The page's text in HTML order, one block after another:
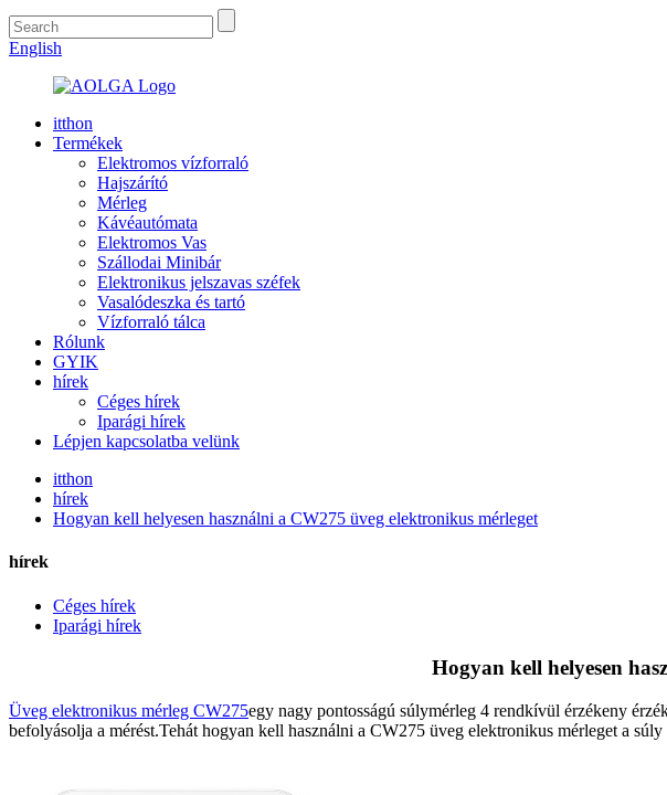
English
itthon
Termékek
Elektromos vízforraló
Hajszárító
Mérleg
Kávéautómata
Elektromos Vas
Szállodai Minibár
Elektronikus jelszavas széfek
Vasalódeszka és tartó
Vízforraló tálca
Rólunk
GYIK
hírek
Céges hírek
Iparági hírek
Lépjen kapcsolatba velünk
itthon
hírek
Hogyan kell helyesen használni a CW275 üveg elektronikus mérleget
hírek
Céges hírek
Iparági hírek
Hogyan kell helyesen
Üveg elektronikus mérleg CW275egy nagy pontosságú súlymérleg 4 rendkívül érzékeny
befolyásolja a mérést.Tehát hogyan kell használni a CW275 üveg elektronikus mérleget a súly